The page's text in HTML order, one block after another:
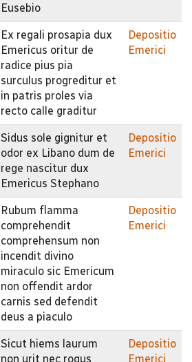
Eusebio
Ex regali prosapia dux
Emericus oritur de
radice pius pia
surculus progreditur et
in patris proles via
recto calle graditur
Depositio
Emerici
Sidus sole gignitur et
odor ex Libano dum de
rege nascitur dux
Emericus Stephano
Depositio
Emerici
Rubum flamma
comprehendit
comprehensum non
incendit divino
miraculo sic Emericum
non offendit ardor
carnis sed defendit
deus a piaculo
Depositio
Emerici
Sicut hiems laurum
non urit nec rogus
Depositio
Emerici